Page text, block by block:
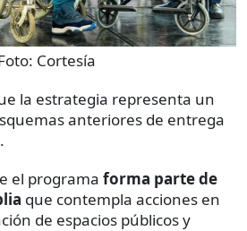
Cortesía
la estrategia representa un
anteriores de entrega
el programa forma parte de
que contempla acciones en
de espacios públicos y